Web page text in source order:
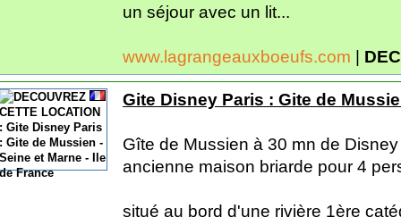
un séjour avec un lit...
www.lagrangeauxboeufs.com |
Gite Disney Paris : Gite de
Gîte de Mussien à 30 mn de
ancienne maison briarde pour 4
situé au bord d'une rivière 1ère